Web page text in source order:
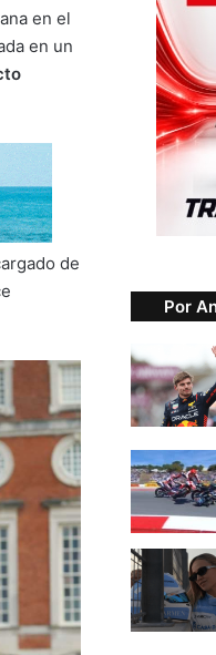
en el
en un
de
Por